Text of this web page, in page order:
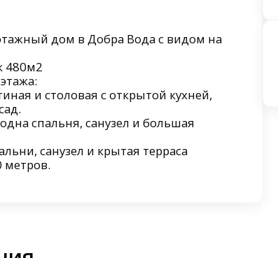
дом в Добра Вода с видом на
480м2
и столовая с открытой кухней,
спальня, санузел и большая
санузел и крытая терраса
метров.